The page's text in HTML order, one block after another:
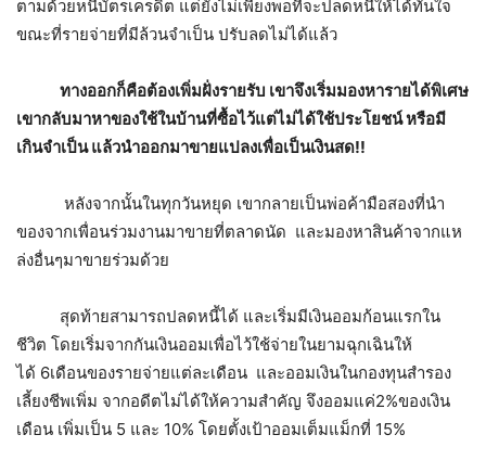
ตามด้วยหนี้บัตรเครดิต แต่ยังไม่เพียงพอที่จะปลดหนี้ให้ได้ทันใจ
ขณะที่รายจ่ายที่มีล้วนจำเป็น ปรับลดไม่ได้แล้ว
ทางออกก็คือต้องเพิ่มฝั่งรายรับ เขาจึงเริ่มมองหารายได้พิเศษ
เขากลับมาหาของใช้ในบ้านที่ซื้อไว้แต่ไม่ได้ใช้ประโยชน์ หรือมี
เกินจำเป็น แล้วนำออกมาขายแปลงเพื่อเป็นเงินสด!!
หลังจากนั้นในทุกวันหยุด เขากลายเป็นพ่อค้ามือสองที่นำ
ของจากเพื่อนร่วมงานมาขายที่ตลาดนัด และมองหาสินค้าจากแห
ล่งอื่นๆมาขายร่วมด้วย
สุดท้ายสามารถปลดหนี้ได้ และเริ่มมีเงินออมก้อนแรกใน
ชีวิต โดยเริ่มจากกันเงินออมเพื่อไว้ใช้จ่ายในยามฉุกเฉินให้
ได้ 6เดือนของรายจ่ายแต่ละเดือน และออมเงินในกองทุนสำรอง
เลี้ยงชีพเพิ่ม จากอดีตไม่ได้ให้ความสำคัญ จึงออมแค่2%ของเงิน
เดือน เพิ่มเป็น 5 และ 10% โดยตั้งเป้าออมเต็มแม็กที่ 15%